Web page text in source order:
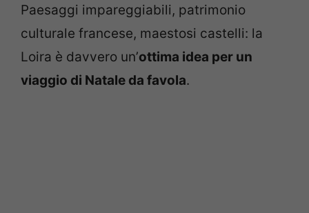
Paesaggi impareggiabili, patrimonio
culturale francese, maestosi castelli: la
Loira è davvero un’ottima idea per un
viaggio di Natale da favola.